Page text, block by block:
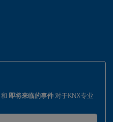
和 即将来临的事件对于KNX专业